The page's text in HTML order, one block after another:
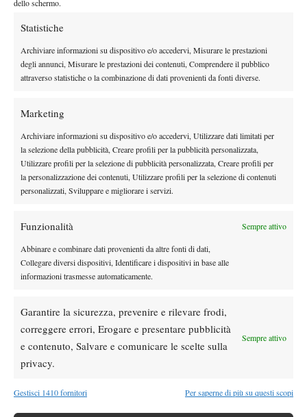
dello schermo.
Statistiche
Archiviare informazioni su dispositivo e/o accedervi, Misurare le prestazioni
degli annunci, Misurare le prestazioni dei contenuti, Comprendere il pubblico
attraverso statistiche o la combinazione di dati provenienti da fonti diverse.
Marketing
Archiviare informazioni su dispositivo e/o accedervi, Utilizzare dati limitati per
la selezione della pubblicità, Creare profili per la pubblicità personalizzata,
Utilizzare profili per la selezione di pubblicità personalizzata, Creare profili per
la personalizzazione dei contenuti, Utilizzare profili per la selezione di contenuti
personalizzati, Sviluppare e migliorare i servizi.
Funzionalità Sempre attivo
Abbinare e combinare dati provenienti da altre fonti di dati,
Collegare diversi dispositivi, Identificare i dispositivi in base alle
informazioni trasmesse automaticamente.
Garantire la sicurezza, prevenire e rilevare frodi,
correggere errori, Erogare e presentare pubblicità
e contenuto, Salvare e comunicare le scelte sulla
privacy.
Sempre attivo
Gestisci 1410 fornitori Per saperne di più su questi scopi
Masters 1000 Cincinnati 2026: forfait di
Quinn, Sonego entra nel tabellone
dove vedere il sorteggio del tabellone
News
Rusedski sul futuro di Alcaraz: “Non
SOCIAL
Instagram